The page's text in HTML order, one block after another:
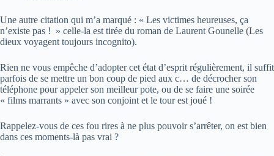
Une autre citation qui m’a marqué : « Les victimes heureuses, ça
n’existe pas ! » celle-la est tirée du roman de Laurent Gounelle (Les
dieux voyagent toujours incognito).
Rien ne vous empêche d’adopter cet état d’esprit régulièrement, il suffit
parfois de se mettre un bon coup de pied aux c… de décrocher son
téléphone pour appeler son meilleur pote, ou de se faire une soirée
« films marrants » avec son conjoint et le tour est joué !
Rappelez-vous de ces fou rires à ne plus pouvoir s’arrêter, on est bien
dans ces moments-là pas vrai ?